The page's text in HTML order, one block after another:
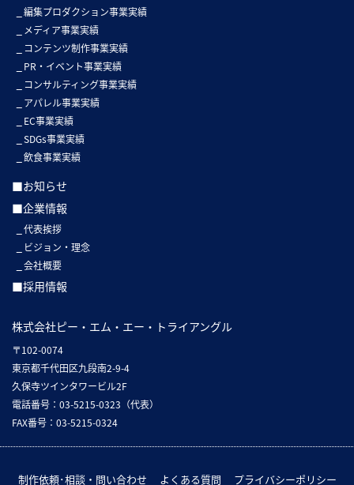
編集プロダクション事業実績
メディア事業実績
コンテンツ制作事業実績
PR・イベント事業実績
コンサルティング事業実績
アパレル事業実績
EC事業実績
SDGs事業実績
飲食事業実績
■お知らせ
■企業情報
代表挨拶
ビジョン・理念
会社概要
■採用情報
株式会社ピー・エム・エー・トライアングル
〒102-0074
東京都千代田区九段南2-9-4
久保寺ツインタワービル2F
電話番号：03-5215-0323（代表）
FAX番号：03-5215-0324
制作依頼･相談・問い合わせ よくある質問 プライバシーポリシー